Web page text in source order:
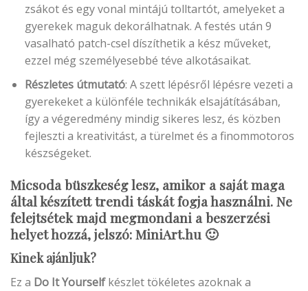
zsákot és egy vonal mintájú tolltartót, amelyeket a
gyerekek maguk dekorálhatnak. A festés után 9
vasalható patch-csel díszíthetik a kész műveket,
ezzel még személyesebbé téve alkotásaikat.
Részletes útmutató: A szett lépésről lépésre vezeti a
gyerekeket a különféle technikák elsajátításában,
így a végeredmény mindig sikeres lesz, és közben
fejleszti a kreativitást, a türelmet és a finommotoros
készségeket.
Micsoda büszkeség lesz, amikor a saját maga
által készített trendi táskát fogja használni. Ne
felejtsétek majd megmondani a beszerzési
helyet hozzá, jelszó: MiniArt.hu 🙂
Kinek ajánljuk?
Ez a Do It Yourselfkészlet tökéletes azoknak a